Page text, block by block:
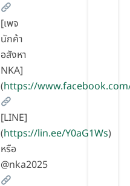
[เพจ
นักค้า
อสังหา
NKA]
(https://
[LINE]
(https://lin.ee/Y0aG1Ws)
หรือ
@nka2025